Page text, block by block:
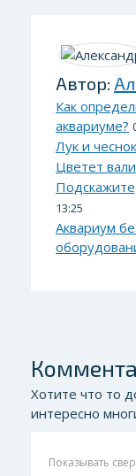
Автор:
Как
аквариуме?
Лук и
Цветет
13:25
Аквариум
Хотите что то
интересно
Показывать